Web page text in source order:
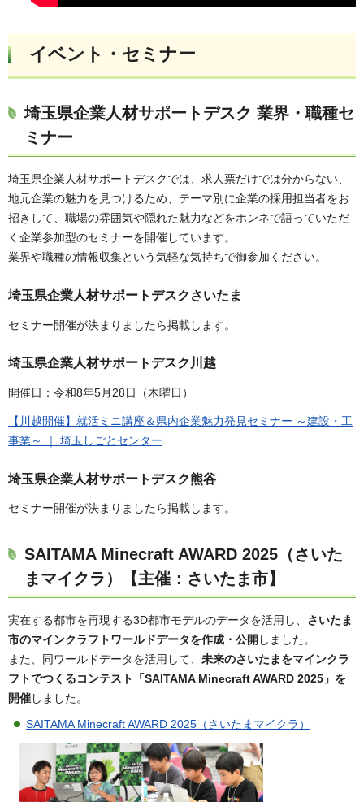
イベント・セミナー
埼玉県企業人材サポートデスク 業界・職種セ
ミナー
埼玉県企業人材サポートデスクでは、求人票だけでは分からない、
地元企業の魅力を見つけるため、テーマ別に企業の採用担当者をお
招きして、職場の雰囲気や隠れた魅力などをホンネで語っていただ
く企業参加型のセミナーを開催しています。
業界や職種の情報収集という気軽な気持ちで御参加ください。
埼玉県企業人材サポートデスクさいたま
セミナー開催が決まりましたら掲載します。
埼玉県企業人材サポートデスク川越
開催日：令和8年5月28日（木曜日）
【川越開催】就活ミニ講座＆県内企業魅力発見セミナー ～建設・工
事業～ ｜ 埼玉しごとセンター
埼玉県企業人材サポートデスク熊谷
セミナー開催が決まりましたら掲載します。
SAITAMA Minecraft AWARD 2025（さいた
まマイクラ）【主催：さいたま市】
実在する都市を再現する3D都市モデルのデータを活用し、 さいたま
市のマインクラフトワールドデータを作成・公開 しました。
また、同ワールドデータを活用して、 未来のさいたまをマインクラ
フトでつくるコンテスト「SAITAMA Minecraft AWARD 2025」を
開催しました。
SAITAMA Minecraft AWARD 2025（さいたまマイクラ）